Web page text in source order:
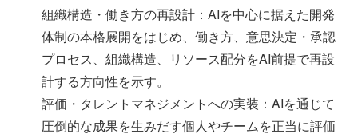
組織構造・働き方の再設計：AIを中心に据えた開発
体制の本格展開をはじめ、働き方、意思決定・承認
プロセス、組織構造、リソース配分をAI前提で再設
計する方向性を示す。
評価・タレントマネジメントへの実装：AIを通じて
圧倒的な成果を生みだす個人やチームを正当に評価